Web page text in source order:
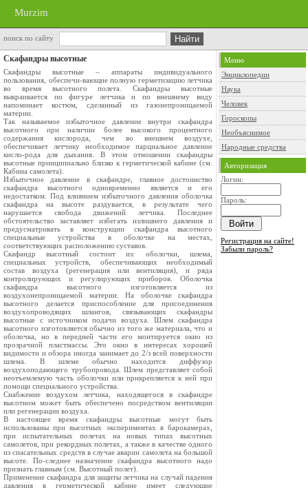
Murzim
поиск по сайту
Скафандры высотные
Скафандры высотные – аппараты индивидуального
пользования, обеспечи-вающие полную герметизацию летчика
во время высотного полета. Скафандры высотные
выкраивается по фигуре летчика и по внешнему виду
напоминает костюм, сделанный из газонепроницаемой
материи.
Так называемое избыточное давление внутри скафандра
высотного при наличии более высокого процентного
содержания кислорода, чем во внешнем воздухе,
обеспечивает летчику необходимое парциальное давление
кисло-рода для дыхания. В этом отношении скафандры
высотные принципиально близко к герметической кабине (см.
Кабина самолета).
Избыточное давление в скафандре, главное достоинство
скафандра высотного одновременно является и его
недостатком. Под влиянием избыточного давления оболочка
скафандра на высоте раздувается, в результате чего
нарушается свобода движений летчика. Последнее
обстоятельство заставляет избегать излишнего давления и
предусматривать в конструкции скафандра высотного
специальные устройства в оболочке на местах,
соответствующих расположению суставов.
Скафандр высотный состоит из: оболочки, шлема,
специальных устройств, обеспечивающих необходимый
состав воздуха (регенерация или вентиляция), и ряда
контролирующих и регулирующих приборов. Оболочка
скафандра высотного изготовляется из
воздухонепроницаемой материи. На оболочке скафандра
высотного делается приспособление для присоединения
воздухопроводящих шлангов, связывающих скафандры
высотные с источником подачи воздуха. Шлем скафандра
высотного изготовляется обычно из того же материала, что и
оболочка, но в передней части его монтируется окно из
прозрачной пластмассы. Это окно в интересах хорошей
видимости и обзора иногда занимает до 2/з всей поверхности
шлема. В шлеме обычно находится диффузор
воздухоподающего трубопровода. Шлем представляет собой
неотъемлемую часть оболочки или прикрепляется к ней при
помощи специального устройства.
Снабжение воздухом летчика, находящегося в скафандре
высотном может быть обеспечено посредством вентиляции
или регенерации воздуха.
В настоящее время скафандры высотные могут быть
использованы при высотных экспериментах в барокамерах,
при испытательных полетах на новых типах высотных
самолетов, при рекордных полетах, а также в качестве одного
из спасательных средств в случае аварии самолета на большой
высоте. По-следнее назначение скафандра высотного надо
признать главным (см. Высотный полет).
Применение скафандра для защиты летчика на случай падения
давления в герметической кабине имеет следующие
Меню
Энциклопедии
Наука
Человек
Гороскопы
Необъяснимое
Народные средства
Авторизация
Логин:
Пароль:
Регистрация на сайте!
Забыли пароль?